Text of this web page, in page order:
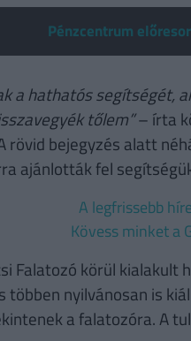
Pénzcentrum
a hathatós segítségét,
tőlem”– írta
rövid bejegyzés alatt
ajánlották fel
A legfrissebb
Kövess minket a
Falatozó körül
nyilvánosan is
a falatozóra. A